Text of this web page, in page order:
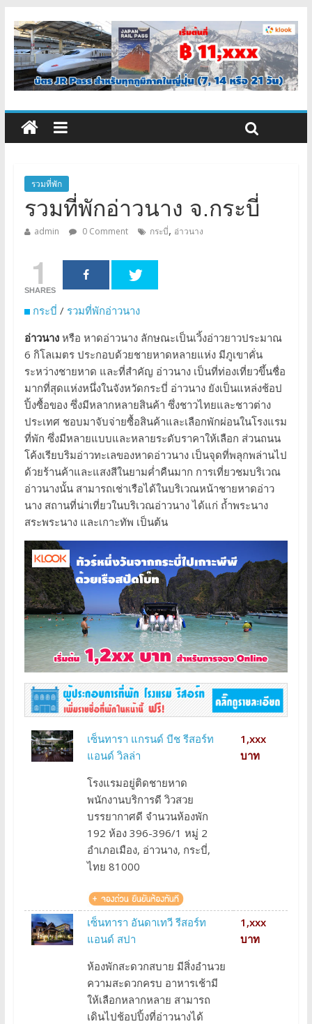
รวมที่พัก
รวมที่พักอ่าวนาง จ.กระบี่
admin 0 Comment กระบี่, อ่าวนาง
1
SHARES
กระบี่ / รวมที่พักอ่าวนาง
อ่าวนางหรือ หาดอ่าวนาง ลักษณะเป็นเวิ้งอ่าวยาวประมาณ
6 กิโลเมตร ประกอบด้วยชายหาดหลายแห่ง มีภูเขาคั่น
ระหว่างชายหาด และที่สำคัญ อ่าวนาง เป็นที่ท่องเที่ยวขึ้นชื่อ
มากที่สุดแห่งหนึ่งในจังหวัดกระบี่ อ่าวนาง ยังเป็นแหล่งช้อป
ปิ้งซื้อของ ซึ่งมีหลากหลายสินค้า ซึ่งชาวไทยและชาวต่าง
ประเทศ ชอบมาจับจ่ายซื้อสินค้าและเลือกพักผ่อนในโรงแรม
ที่พัก ซึ่งมีหลายแบบและหลายระดับราคาให้เลือก ส่วนถนน
โค้งเรียบริมอ่าวทะเลของหาดอ่าวนาง เป็นจุดที่พลุกพล่านไป
ด้วยร้านค้าและแสงสีในยามค่ำคืนมาก การเที่ยวชมบริเวณ
อ่าวนางนั้น สามารถเช่าเรือได้ในบริเวณหน้าชายหาดอ่าว
นาง สถานที่น่าเที่ยวในบริเวณอ่าวนาง ได้แก่ ถ้ำพระนาง
สระพระนาง และเกาะทัพ เป็นต้น
เซ็นทารา แกรนด์ บีช รีสอร์ท
แอนด์ วิลล่า
โรงแรมอยู่ติดชายหาด
พนักงานบริการดี วิวสวย
บรรยากาศดี จำนวนห้องพัก
192 ห้อง 396-396/1 หมู่ 2
อำเภอเมือง, อ่าวนาง, กระบี่,
ไทย 81000
1,xxx
บาท
เซ็นทารา อันดาเทวี รีสอร์ท
แอนด์ สปา
ห้องพักสะดวกสบาย มีสิ่งอำนวย
ความสะดวกครบ อาหารเช้ามี
ให้เลือกหลากหลาย สามารถ
เดินไปช้อปปิ้งที่อ่าวนางได้
1,xxx
บาท